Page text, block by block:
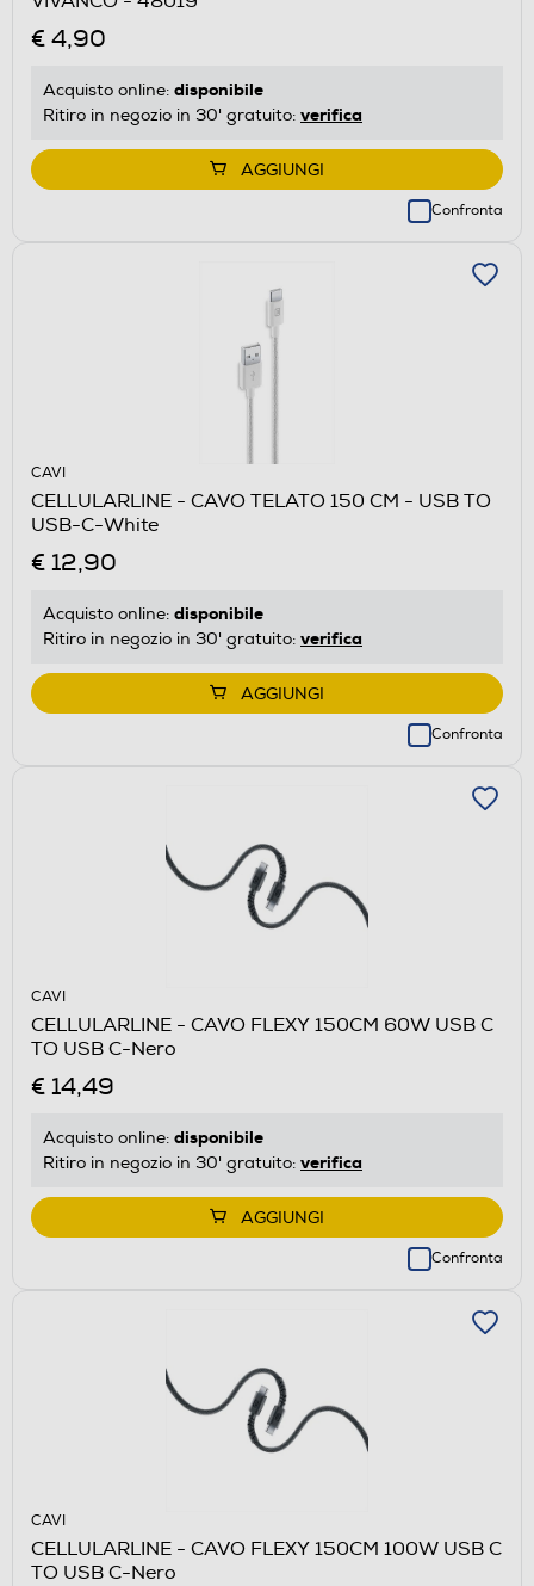
€ 4,90
Acquisto online: disponibile
Ritiro in negozio in 30' gratuito: verifica
AGGIUNGI
Confronta
CAVI
CELLULARLINE - CAVO TELATO 150 CM - USB TO
USB-C-White
€ 12,90
Acquisto online: disponibile
Ritiro in negozio in 30' gratuito: verifica
AGGIUNGI
Confronta
CAVI
CELLULARLINE - CAVO FLEXY 150CM 60W USB C
TO USB C-Nero
€ 14,49
Acquisto online: disponibile
Ritiro in negozio in 30' gratuito: verifica
AGGIUNGI
Confronta
CAVI
CELLULARLINE - CAVO FLEXY 150CM 100W USB C
TO USB C-Nero